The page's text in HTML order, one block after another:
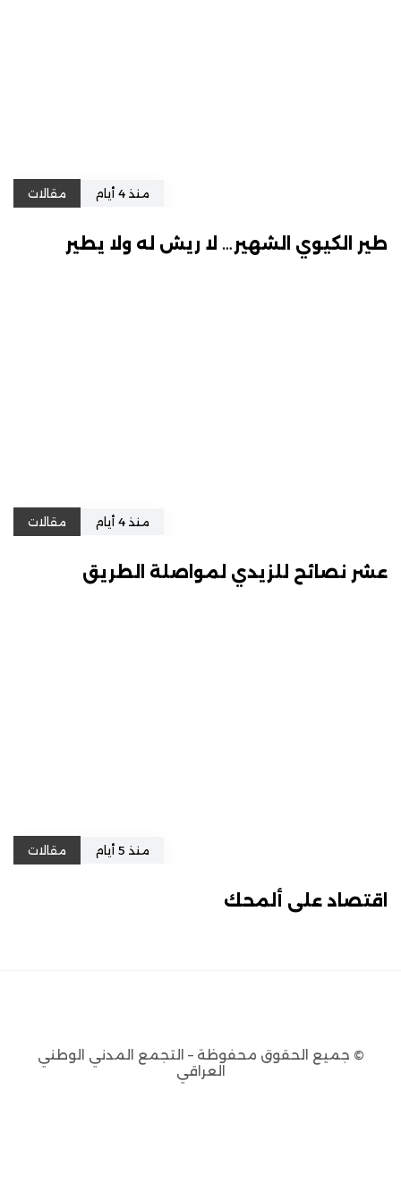
منذ 4 أيام مقالات
طير الكيوي الشهير… لا ريش له ولا يطير
منذ 4 أيام مقالات
عشر نصائح للزيدي لمواصلة الطريق
منذ 5 أيام مقالات
اقتصاد على ألمحك
© جميع الحقوق محفوظة – التجمع المدني الوطني
العراقي